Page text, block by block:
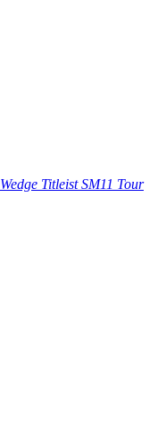
Wedge Titleist SM11 Tour